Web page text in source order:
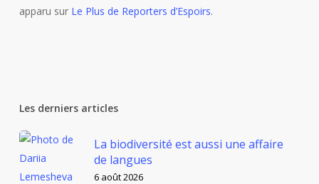
apparu sur Le Plus de Reporters d’Espoirs.
Les derniers articles
La biodiversité est aussi une affaire
de langues
6 août 2026